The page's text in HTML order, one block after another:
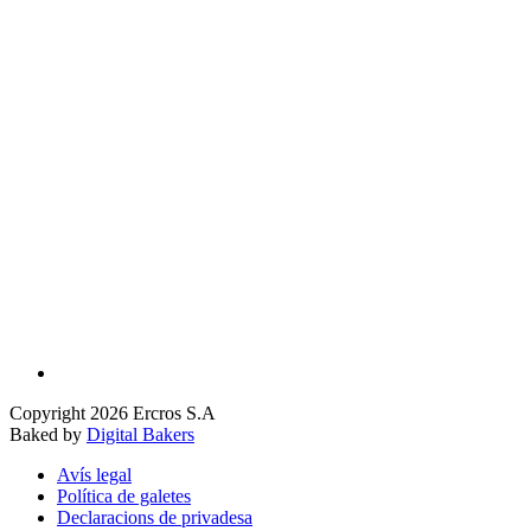
Copyright 2026 Ercros S.A
Baked by Digital Bakers
Avís legal
Política de galetes
Declaracions de privadesa